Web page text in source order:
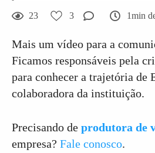
23 3 1min
Mais um vídeo para a
Ficamos responsáveis pela
para conhecer a trajetória de
colaboradora da instituição.
Precisando de produtora de
empresa? Fale conosco.